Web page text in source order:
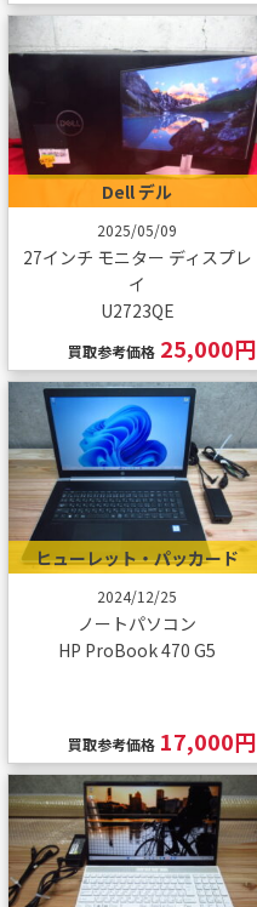
Dell デル
2025/05/09
27インチ モニター ディスプレ
イ
U2723QE
買取参考価格 25,000円
ヒューレット・パッカード
2024/12/25
ノートパソコン
HP ProBook 470 G5
買取参考価格 17,000円